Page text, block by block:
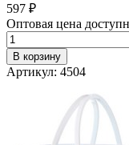
597 ₽
Оптовая цена
В корзину
Артикул: 4504